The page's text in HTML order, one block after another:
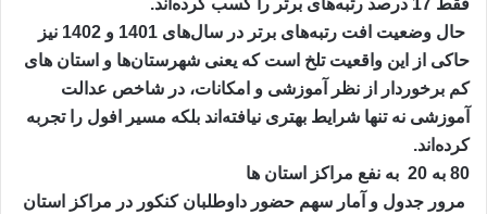
فقط 17 درصد رتبه‌های برتر را کسب کرده‌اند.
حال وضعیت افت رتبه‌های برتر در سال‌های 1401 و 1402 نیز
حاکی از این واقعیت تلخ است که یعنی شهرستان‌ها و استان های
کم برخوردار از نظر آموزشی و امکانات، در شاخص عدالت
آموزشی نه تنها شرایط بهتری نیافته‌اند بلکه مسیر افول را تجربه
کرده‌اند.
80 به 20 به نفع مراکز استان ها
مرور جدول و آمار سهم حضور داوطلبان کنکور در مراکز استان